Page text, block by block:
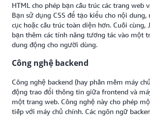
HTML cho phép bạn cấu trúc các trang web
Bạn sử dụng CSS để tạo kiểu cho nội dung,
cục hoặc cấu trúc toàn diện hơn. Cuối cùng,
bạn thêm các tính năng tương tác vào một
dung động cho người dùng.
Công nghệ backend
Công nghệ backend (hay phần mềm máy
động trao đổi thông tin giữa frontend và
một trang web. Công nghệ này cho phép
tiếp với máy chủ chính. Các ngôn ngữ